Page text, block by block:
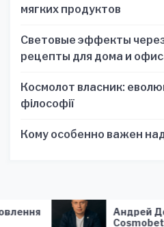
мягких продуктов
Световые эффекты
рецепты для дома и
Космолот власник:
філософії
Кому особенно важен
Добровольский
Почему понимание